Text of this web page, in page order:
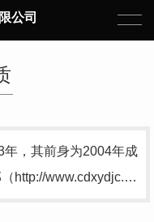
公司
年，其前身为2004年成
http://www.cdxydjc.…